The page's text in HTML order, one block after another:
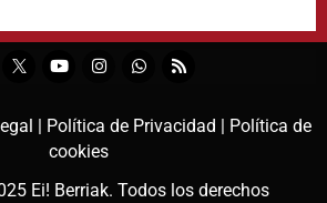
| Política de Privacidad | Política de
cookies
Ei! Berriak. Todos los derechos